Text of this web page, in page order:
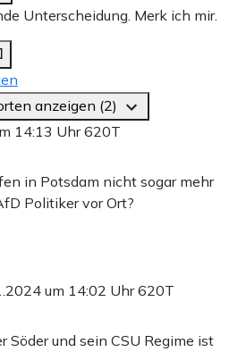
Unterscheidung. Merk ich mir.
anzeigen (2)
14:13 Uhr620T
in Potsdam nicht sogar mehr
Politiker vor Ort?
um 14:02 Uhr620T
Söder und sein CSU Regime ist